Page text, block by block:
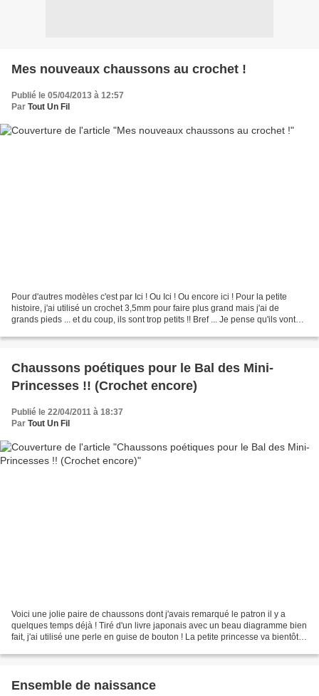
Mes nouveaux chaussons au crochet !
Publié le 05/04/2013 à 12:57
Par Tout Un Fil
Pour d'autres modèles c'est par Ici ! Ou Ici ! Ou encore ici ! Pour la petite
histoire, j'ai utilisé un crochet 3,5mm pour faire plus grand mais j'ai de
grands pieds ... et du coup, ils sont trop petits !! Bref ... Je pense qu'ils vont
Chaussons poétiques pour le Bal des Mini-
Princesses !! (Crochet encore)
Publié le 22/04/2011 à 18:37
Par Tout Un Fil
Voici une jolie paire de chaussons dont j'avais remarqué le patron il y a
quelques temps déjà ! Tiré d'un livre japonais avec un beau diagramme bien
fait, j'ai utilisé une perle en guise de bouton ! La petite princesse va bientôt
Ensemble de naissance